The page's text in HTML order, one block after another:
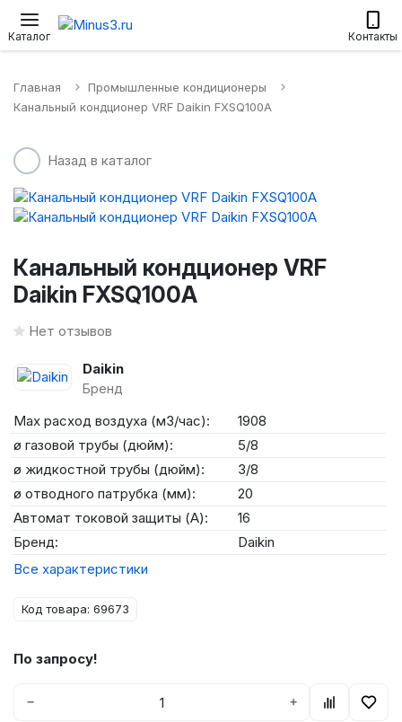
Каталог Контакты
Настенные сплит-системы
Главная
Промышленные кондиционеры
Канальный кондционер VRF Daikin FXSQ100A
Назад в каталог
Канальный кондционер VRF
Daikin FXSQ100A
Нет отзывов
Daikin
Бренд
Max расход воздуха (м3/час):
1908
ø газовой трубы (дюйм):
5/8
ø жидкостной трубы (дюйм):
3/8
ø отводного патрубка (мм):
20
Автомат токовой защиты (А):
16
Бренд:
Daikin
Все характеристики
Код товара: 69673
По запросу!
− +